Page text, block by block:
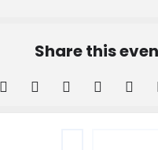
Share this
Address -